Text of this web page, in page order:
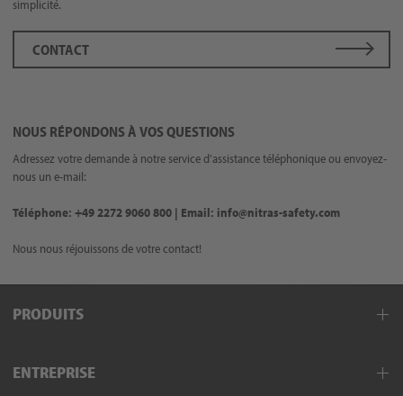
simplicité.
CONTACT
NOUS RÉPONDONS À VOS QUESTIONS
Adressez votre demande à notre service d'assistance téléphonique ou envoyez-
nous un e-mail:
Téléphone: +49 2272 9060 800 | Email: info@nitras-safety.com
Nous nous réjouissons de votre contact!
PRODUITS
Vêtements de protection
ENTREPRISE